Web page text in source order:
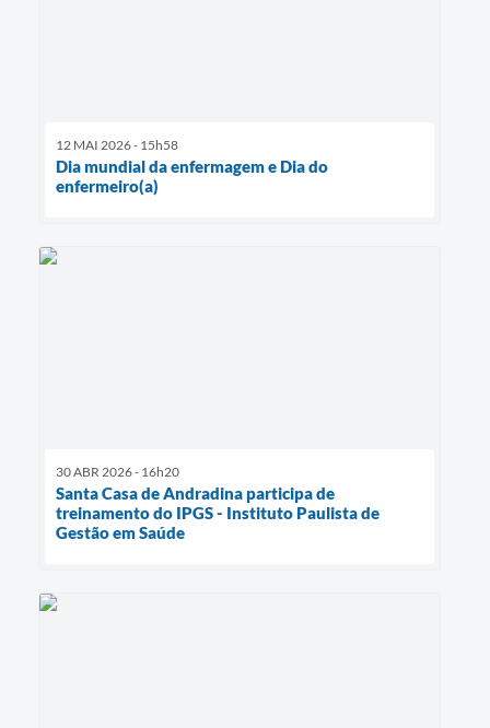
12 MAI 2026 - 15h58
Dia mundial da enfermagem e Dia do
enfermeiro(a)
30 ABR 2026 - 16h20
Santa Casa de Andradina participa de
treinamento do IPGS - Instituto Paulista de
Gestão em Saúde